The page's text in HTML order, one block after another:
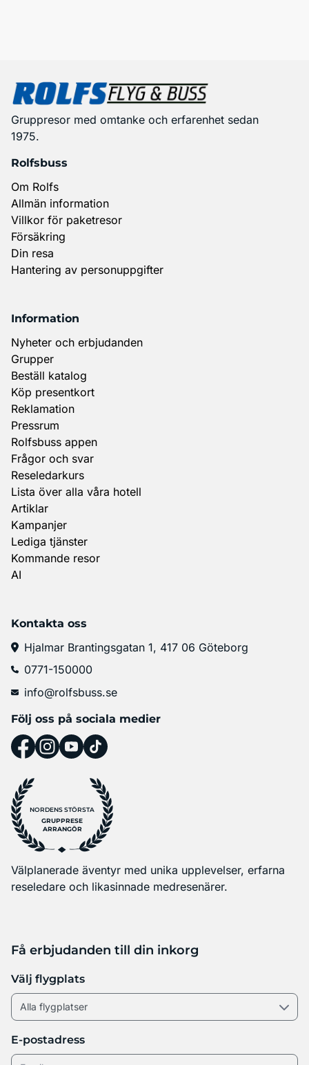
Gruppresor med omtanke och erfarenhet sedan
1975.
Rolfsbuss
Om Rolfs
Allmän information
Villkor för paketresor
Försäkring
Din resa
Hantering av personuppgifter
Information
Nyheter och erbjudanden
Grupper
Beställ katalog
Köp presentkort
Reklamation
Pressrum
Rolfsbuss appen
Frågor och svar
Reseledarkurs
Lista över alla våra hotell
Artiklar
Kampanjer
Lediga tjänster
Kommande resor
AI
Kontakta oss
Hjalmar Brantingsgatan 1, 417 06 Göteborg
0771-150000
info@rolfsbuss.se
Följ oss på sociala medier
NORDENS STÖRSTA
GRUPPRESE
ARRANGÖR
Välplanerade äventyr med unika upplevelser, erfarna
reseledare och likasinnade medresenärer.
Få erbjudanden till din inkorg
Välj flygplats
E-postadress